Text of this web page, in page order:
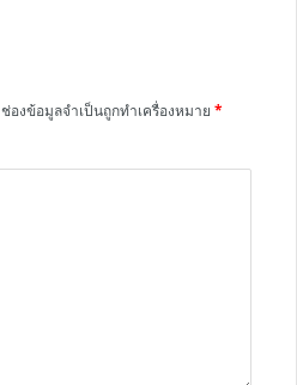
ช่องข้อมูลจำเป็นถูกทำเครื่องหมาย *